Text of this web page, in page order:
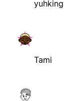
yuhking
Tami